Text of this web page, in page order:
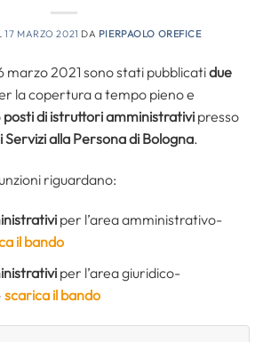
17 MARZO 2021 DA PIERPAOLO OREFICE
marzo 2021 sono stati pubblicatidue
la copertura a tempo pieno e
posti di istruttori amministrativipresso
Servizi alla Persona di Bologna.
riguardano:
per l’area amministrativo-
il bando
per l’area giuridico-
scarica il bando